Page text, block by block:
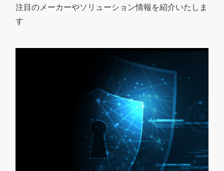
注目のメーカーやソリューション情報を紹介いたしま
す